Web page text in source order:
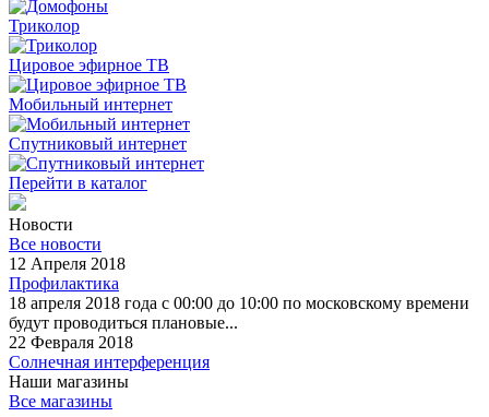
Триколор
Цировое эфирное ТВ
Мобильный интернет
Спутниковый интернет
Перейти в каталог
Новости
Все новости
12 Апреля 2018
Профилактика
18 апреля 2018 года с 00:00 до 10:00 по московскому времени
будут проводиться плановые...
22 Февраля 2018
Солнечная интерференция
Наши магазины
Все магазины